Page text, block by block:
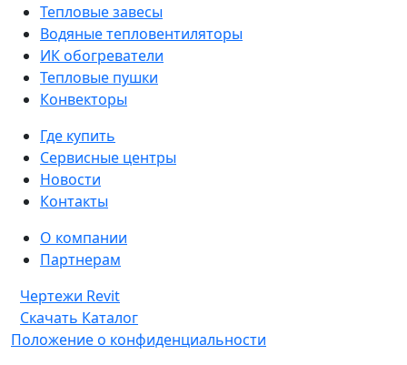
Тепловые завесы
Водяные тепловентиляторы
ИК обогреватели
Тепловые пушки
Конвекторы
Где купить
Сервисные центры
Новости
Контакты
О компании
Партнерам
Чертежи Revit
Скачать Каталог
Положение о конфиденциальности